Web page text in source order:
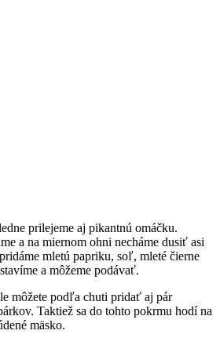
prilejeme aj pikantnú omáčku.
a na miernom ohni necháme dusiť asi
mletú papriku, soľ, mleté čierne
a môžeme podávať.
môžete podľa chuti pridať aj pár
Taktiež sa do tohto pokrmu hodí na
mäsko.